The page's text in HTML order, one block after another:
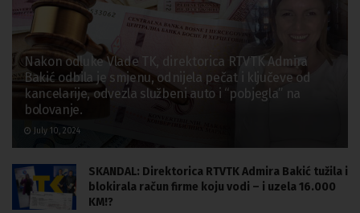
Nakon odluke Vlade TK, direktorica RTVTK Admira
Bakić odbila je smjenu, odnijela pečat i ključeve od
kancelarije, odvezla službeni auto i “pobjegla” na
bolovanje.
July 10, 2024
SKANDAL: Direktorica RTVTK Admira Bakić tužila i
blokirala račun firme koju vodi – i uzela 16.000
KM!?